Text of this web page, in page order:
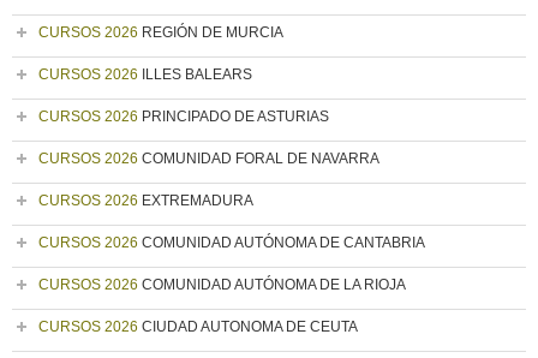
CURSOS 2026 REGIÓN DE MURCIA
CURSOS 2026 ILLES BALEARS
CURSOS 2026 PRINCIPADO DE ASTURIAS
CURSOS 2026 COMUNIDAD FORAL DE NAVARRA
CURSOS 2026 EXTREMADURA
CURSOS 2026 COMUNIDAD AUTÓNOMA DE CANTABRIA
CURSOS 2026 COMUNIDAD AUTÓNOMA DE LA RIOJA
CURSOS 2026 CIUDAD AUTONOMA DE CEUTA